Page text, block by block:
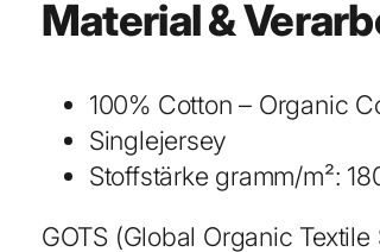
Material &
100% Cotton – Organic
Singlejersey
Stoffstärke gramm/m²:
GOTS (Global Organic